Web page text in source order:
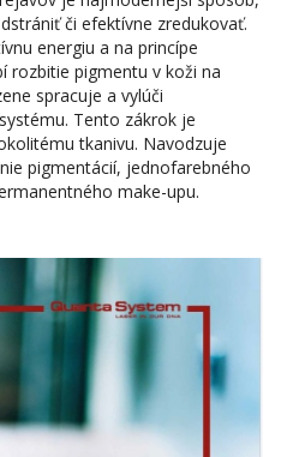
či efektívne zredukovať.
energiu a na princípe
rozbitie pigmentu v koži na
spracuje a vylúči
Tento zákrok je
tkanivu. Navodzuje
pigmentácií, jednofarebného
make-upu.